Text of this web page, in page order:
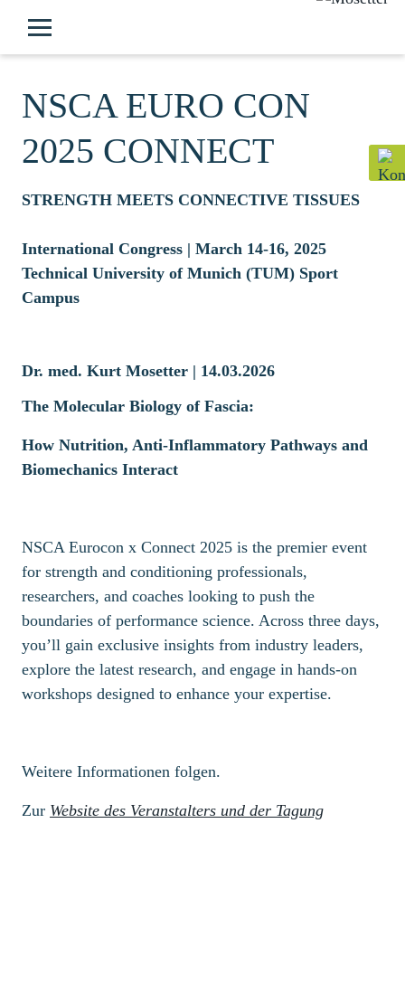
NSCA EURO CON
2025 CONNECT
STRENGTH MEETS CONNECTIVE TISSUES
International Congress | March 14-16, 2025
Technical University of Munich (TUM) Sport
Campus
Dr. med. Kurt Mosetter | 14.03.2026
The Molecular Biology of Fascia:
How Nutrition, Anti-Inflammatory Pathways and
Biomechanics Interact
NSCA Eurocon x Connect 2025 is the premier event
for strength and conditioning professionals,
researchers, and coaches looking to push the
boundaries of performance science. Across three days,
you’ll gain exclusive insights from industry leaders,
explore the latest research, and engage in hands-on
workshops designed to enhance your expertise.
Weitere Informationen folgen.
Zur Website des Veranstalters und der Tagung